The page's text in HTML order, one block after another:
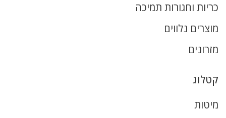
כריות וחגורות תמיכה
מוצרים נלווים
מזרונים
קטלוג
מיטות